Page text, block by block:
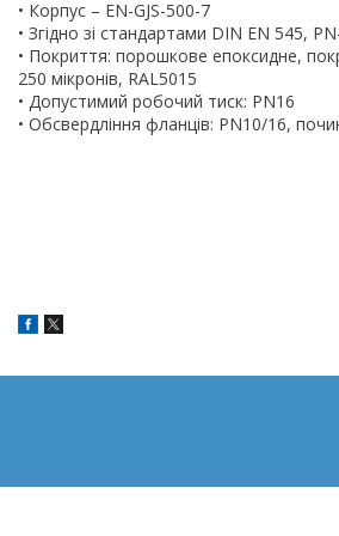
• Корпус – EN-GJS-500-7
• Згідно зі стандартами DIN EN 545,
• Покриття: порошкове епоксидне,
250 мікронів, RAL5015
• Допустимий робочий тиск: PN16
• Обсвердління фланців: PN10/16,